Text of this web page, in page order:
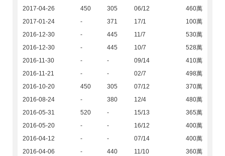
2017-04-26
450 305 06/12
460萬
2017-01-24
- 371 17/1
100萬
2016-12-30
- 445 11/7
530萬
2016-12-30
- 445 10/7
528萬
2016-11-30
- - 09/14
410萬
2016-11-21
- - 02/7
498萬
2016-10-20
450 305 07/12
370萬
2016-08-24
- 380 12/4
480萬
2016-05-31
520 - 15/13
365萬
2016-05-20
- - 16/12
400萬
2016-04-12
- - 07/14
400萬
2016-04-06
- 440 11/10
360萬